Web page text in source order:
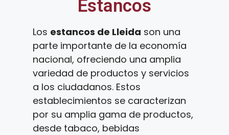
Estancos
Los estancos de Lleida son una
parte importante de la economía
nacional, ofreciendo una amplia
variedad de productos y servicios
a los ciudadanos. Estos
establecimientos se caracterizan
por su amplia gama de productos,
desde tabaco, bebidas